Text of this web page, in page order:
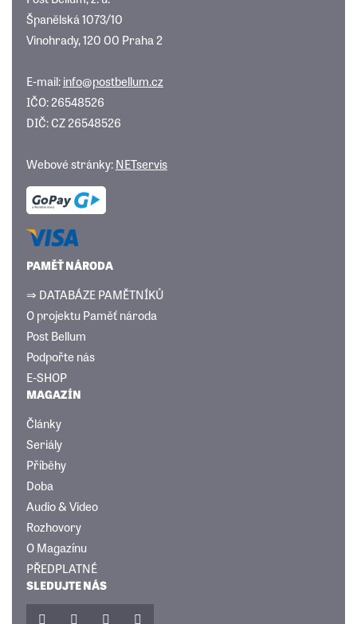
Španělská 1073/10
Vinohrady, 120 00 Praha 2
E-mail:info@postbellum.cz
IČO: 26548526
DIČ: CZ 26548526
Webové stránky:NETservis
PAMĚŤ NÁRODA
⇒ DATABÁZE PAMĚTNÍKŮ
O projektu Paměť národa
Post Bellum
Podpořte nás
E-SHOP
MAGAZÍN
Články
Seriály
Příběhy
Doba
Audio & Video
Rozhovory
O Magazínu
PŘEDPLATNÉ
SLEDUJTE NÁS